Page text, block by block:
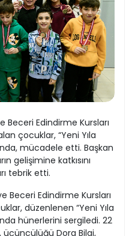
Beceri Edindirme Kursları
çocuklar, “Yeni Yıla
mücadele etti. Başkan
gelişimine katkısını
tebrik etti.
Beceri Edindirme Kursları
düzenlenen “Yeni Yıla
hünerlerini sergiledi. 22
üçüncülüğü Dora Bilgi,